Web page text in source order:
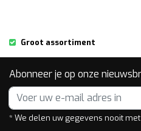
Groot assortiment
Abonneer je op onze
* We delen uw gegevens nooit